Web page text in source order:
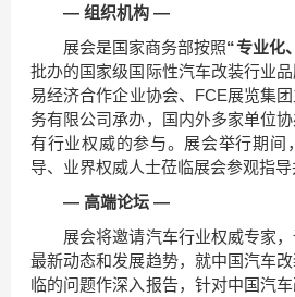
— 组织机构 —
展会是国家商务部按照“专业化
批办的国家级国际性汽车改装行业
易经济合作企业协会、FCE展览集
务有限公司承办，国内外多家单位
有行业权威的参与。展会举行期间
导、业界权威人士莅临展会参观指导
— 高端论坛 —
展会将邀请汽车行业权威专家，
最新动态和发展趋势，就中国汽车
临的问题作深入报告，针对中国汽